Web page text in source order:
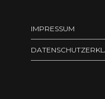
IMPRESSUM